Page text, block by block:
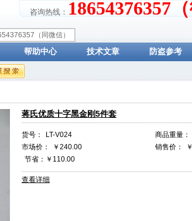
（同微信）
咨询热线： 18654376357
帮助中心 技术文章 防盗参考
蒋氏优质十字黑金刚5件套
货号： LT-V024 商品重量：
市场价：
￥240.00 销售价：
节省：￥110.00
查看详细